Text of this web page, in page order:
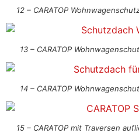
12 – CARATOP
13 – CARATOP
14 – CARATOP
15 – CARATOP mit Traversen